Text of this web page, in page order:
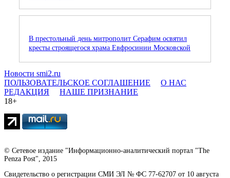
В престольный день митрополит Серафим освятил
кресты строящегося храма Евфросинии Московской
Новости smi2.ru
ПОЛЬЗОВАТЕЛЬСКОЕ СОГЛАШЕНИЕ
О НАС
РЕДАКЦИЯ
НАШЕ ПРИЗНАНИЕ
18+
© Сетевое издание "Информационно-аналитический портал "The
Penza Post", 2015
Свидетельство о регистрации СМИ ЭЛ № ФС 77-62707 от 10 августа